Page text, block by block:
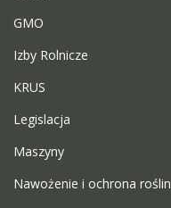
GMO
Izby Rolnicze
KRUS
Legislacja
Maszyny
Nawożenie i ochrona roślin